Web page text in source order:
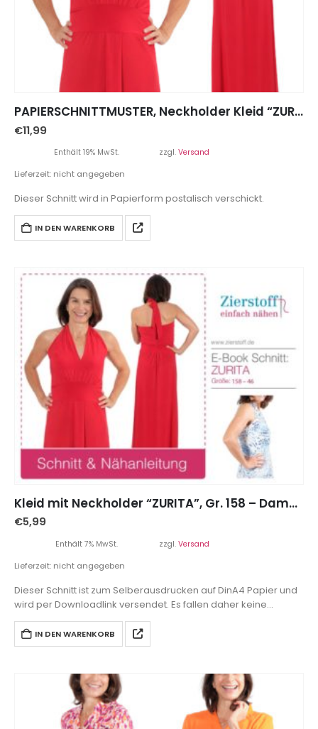
PAPIERSCHNITTMUSTER, Neckholder Kleid “ZURITA”, Gr. 158 – Damengr. 46
€11,99
Enthält 19% MwSt. zzgl. Versand
Lieferzeit: nicht angegeben
Dieser Schnitt wird in Papierform postalisch verschickt.
IN DEN WARENKORB
Kleid mit Neckholder “ZURITA”, Gr. 158 – Damengr. 46
€5,99
Enthält 7% MwSt. zzgl. Versand
Lieferzeit: nicht angegeben
Dieser Schnitt ist zum Selberausdrucken auf DinA4 Papier und
wird per Downloadlink versendet. Es fallen daher keine
Versandkosten an.
IN DEN WARENKORB